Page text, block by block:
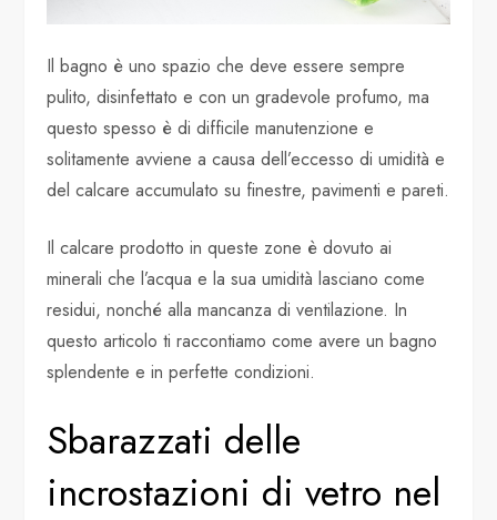
Il bagno è uno spazio che deve essere sempre
pulito, disinfettato e con un gradevole profumo, ma
questo spesso è di difficile manutenzione e
solitamente avviene a causa dell’eccesso di umidità e
del calcare accumulato su finestre, pavimenti e pareti.
Il calcare prodotto in queste zone è dovuto ai
minerali che l’acqua e la sua umidità lasciano come
residui, nonché alla mancanza di ventilazione. In
questo articolo ti raccontiamo come avere un bagno
splendente e in perfette condizioni.
Sbarazzati delle
incrostazioni di vetro nel